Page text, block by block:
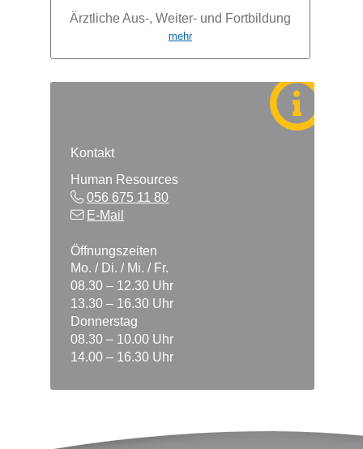
Ärztliche Aus-, Weiter- und Fortbildung
mehr
Kontakt
Human Resources
056 675 11 80
E-Mail
Öffnungszeiten
Mo. / Di. / Mi. / Fr.
08.30 – 12.30 Uhr
13.30 – 16.30 Uhr
Donnerstag
08.30 – 10.00 Uhr
14.00 – 16.30 Uhr